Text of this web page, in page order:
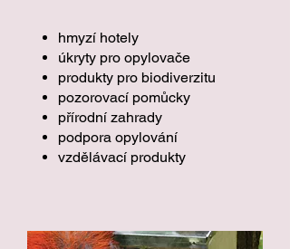
hmyzí hotely
úkryty pro opylovače
produkty pro biodiverzitu
pozorovací pomůcky
přírodní zahrady
podpora opylování
vzdělávací produkty